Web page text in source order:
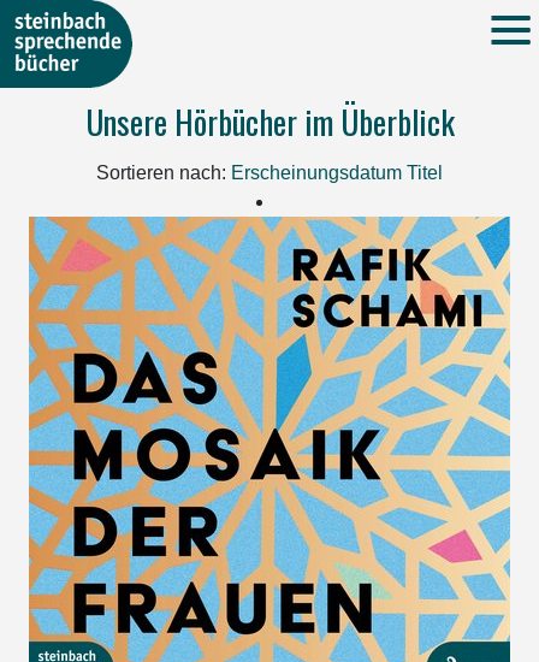
Unsere Hörbücher im Überblick
Sortieren nach: Erscheinungsdatum Titel